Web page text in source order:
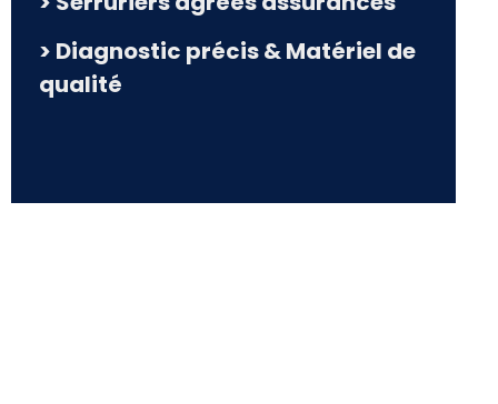
> Diagnostic précis & Matériel de
qualité